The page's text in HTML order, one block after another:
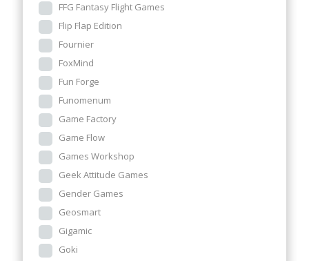
FFG Fantasy Flight Games
Flip Flap Edition
Fournier
FoxMind
Fun Forge
Funomenum
Game Factory
Game Flow
Games Workshop
Geek Attitude Games
Gender Games
Geosmart
Gigamic
Goki